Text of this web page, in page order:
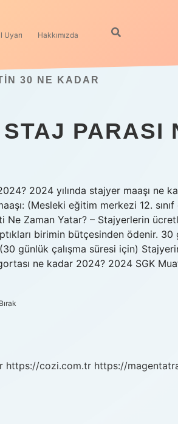
Uyarı Hakkımızda
30 NE KADAR
PARASI
2024 yılında stajyer maaşı ne
(Mesleki eğitim merkezi 12.
Ne Zaman Yatar? – Stajyerlerin
birimin bütçesinden ödenir.
günlük çalışma süresi için)
ne kadar 2024? 2024 SGK
https://cozi.com.tr https://